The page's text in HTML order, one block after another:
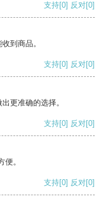
支持[0] 反对[0]
到商品。
支持[0] 反对[0]
更准确的选择。
支持[0] 反对[0]
。
支持[0] 反对[0]